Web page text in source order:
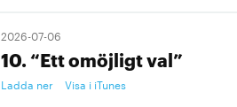
2026-07-06
10. “Ett omöjligt val”
Ladda ner Visa i iTunes